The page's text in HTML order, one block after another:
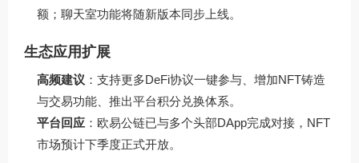
额；聊天室功能将随新版本同步上线。
生态应用扩展
高频建议 ：支持更多DeFi协议一键参与、增加NFT铸造
与交易功能、推出平台积分兑换体系。
平台回应 ：欧易公链已与多个头部DApp完成对接，NFT
市场预计下季度正式开放。